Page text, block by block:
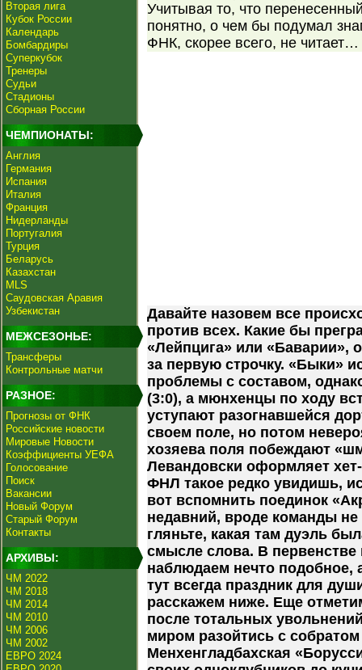
Вторая лига
Кубок России
Календарь
Бомбардиры
Суперкубок
Тренеры
Судьи
Стадионы
Сборная России
ЧЕМПИОНАТЫ:
Англия
Германия
Испания
Италия
Франция
Нидерланды
Португалия
Турция
Беларусь
Казахстан
MLS
Саудовская Аравия
Узбекистан
МЕЖСЕЗОНЬЕ:
Трансферы
Контрольные матчи
РАЗНОЕ:
Прогнозы от ФНК
Российские новости
Мировые Новости
Коэффициенты УЕФА
Голосование
Поиск
Вакансии
Новый Форум
Старый Форум
Контакты
АРХИВЫ:
ЧМ 2022
ЧМ 2018
ЧМ 2014
ЧМ 2010
ЧМ 2006
ЧМ 2002
ЕВРО 2024
Учитывая то, что
понятно, о чем бы подумал
ФНК, скорее всего, не читает…
Давайте назовем все
против всех. Какие бы
«Лейпцига» или «Баварии»,
за первую строчку. «Быки»
проблемы с составом,
(3:0), а мюнхенцы по ходу
уступают разогнавшейся
своем поле, но потом
хозяева поля побеждают
Левандовски оформляет
ФНЛ такое редко увидишь,
вот вспомнить поединок
недавний, вроде команды
гляньте, какая там дуэль
смысле слова. В
наблюдаем нечто подобное,
тут всегда праздник для
расскажем ниже. Еще
после тотальных
миром разойтись с
Менхенгладбахская